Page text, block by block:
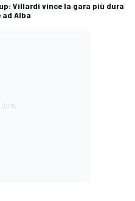
Villardi vince la gara più dura
Alba